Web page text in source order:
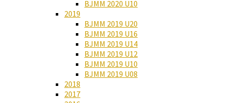
BJMM 2020 U10
2019
BJMM 2019 U20
BJMM 2019 U16
BJMM 2019 U14
BJMM 2019 U12
BJMM 2019 U10
BJMM 2019 U08
2018
2017